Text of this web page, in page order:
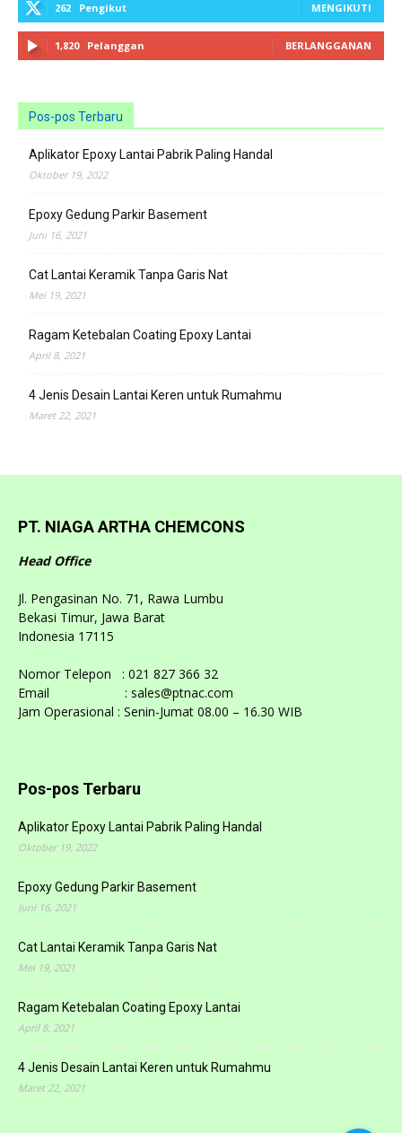
262 Pengikut MENGIKUTI
1,820 Pelanggan BERLANGGANAN
Pos-pos Terbaru
Aplikator Epoxy Lantai Pabrik Paling Handal
Oktober 19, 2022
Epoxy Gedung Parkir Basement
Juni 16, 2021
Cat Lantai Keramik Tanpa Garis Nat
Mei 19, 2021
Ragam Ketebalan Coating Epoxy Lantai
April 8, 2021
4 Jenis Desain Lantai Keren untuk Rumahmu
Maret 22, 2021
PT. NIAGA ARTHA CHEMCONS
Head Office
Jl. Pengasinan No. 71, Rawa Lumbu
Bekasi Timur, Jawa Barat
Indonesia 17115
Nomor Telepon : 021 827 366 32
Email : sales@ptnac.com
Jam Operasional : Senin-Jumat 08.00 – 16.30 WIB
Pos-pos Terbaru
Aplikator Epoxy Lantai Pabrik Paling Handal
Oktober 19, 2022
Epoxy Gedung Parkir Basement
Juni 16, 2021
Cat Lantai Keramik Tanpa Garis Nat
Mei 19, 2021
Ragam Ketebalan Coating Epoxy Lantai
April 8, 2021
4 Jenis Desain Lantai Keren untuk Rumahmu
Maret 22, 2021